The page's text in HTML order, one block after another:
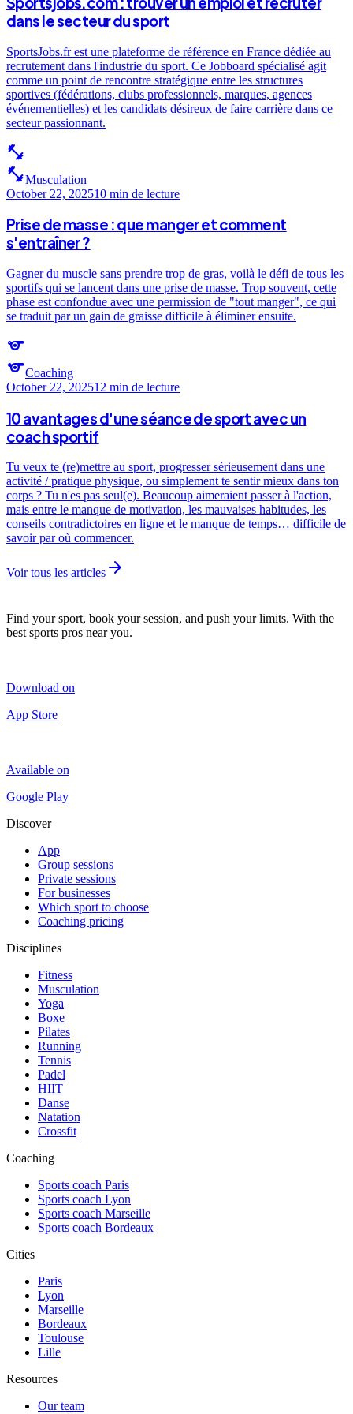
dans le secteur du sport
SportsJobs.fr est une plateforme de référence en France dédiée au
recrutement dans l'industrie du sport. Ce Jobboard spécialisé agit
comme un point de rencontre stratégique entre les structures
sportives (fédérations, clubs professionnels, marques, agences
événementielles) et les candidats désireux de faire carrière dans ce
secteur passionnant.
fitness_center
fitness_centerMusculation
October 22, 202510 min de lecture
Prise de masse : que manger et comment
s'entraîner ?
Gagner du muscle sans prendre trop de gras, voilà le défi de tous les
sportifs qui se lancent dans une prise de masse. Trop souvent, cette
phase est confondue avec une permission de "tout manger", ce qui
se traduit par un gain de graisse difficile à éliminer ensuite.
sports
sportsCoaching
October 22, 202512 min de lecture
10 avantages d'une séance de sport avec un
coach sportif
Tu veux te (re)mettre au sport, progresser sérieusement dans une
activité / pratique physique, ou simplement te sentir mieux dans ton
corps ? Tu n'es pas seul(e). Beaucoup aimeraient passer à l'action,
mais entre le manque de motivation, les mauvaises habitudes, les
conseils contradictoires en ligne et le manque de temps… difficile de
savoir par où commencer.
Voir tous les articles arrow_forward
Find your sport, book your session, and push your limits. With the
best sports pros near you.
Download on
App Store
Available on
Google Play
Discover
App
Group sessions
Private sessions
For businesses
Which sport to choose
Coaching pricing
Disciplines
Fitness
Musculation
Yoga
Boxe
Pilates
Running
Tennis
Padel
HIIT
Danse
Natation
Crossfit
Coaching
Sports coach Paris
Sports coach Lyon
Sports coach Marseille
Sports coach Bordeaux
Cities
Paris
Lyon
Marseille
Bordeaux
Toulouse
Lille
Resources
Our team